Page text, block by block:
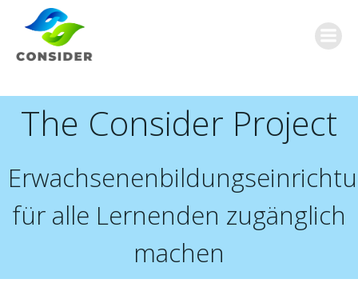
The Consider Project
für alle Lernenden zugänglich
machen